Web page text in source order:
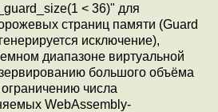
< 36)" для
страниц памяти (Guard
исключение),
диапазоне виртуальной
большого объёма
числа
WebAssembly-